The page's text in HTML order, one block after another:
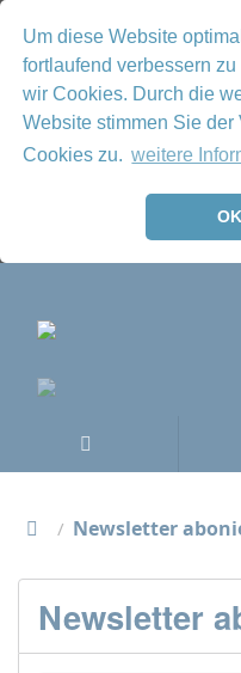
Um diese Website
fortlaufend verbessern
wir Cookies. Durch die
Website stimmen Sie der
Cookies zu. weitere
OK
/ Newsletter
Newsletter